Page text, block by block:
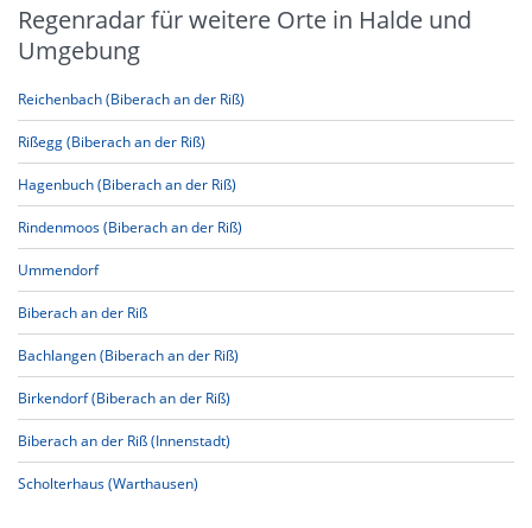
Regenradar für weitere Orte in Halde und
Umgebung
Reichenbach (Biberach an der Riß)
Rißegg (Biberach an der Riß)
Hagenbuch (Biberach an der Riß)
Rindenmoos (Biberach an der Riß)
Ummendorf
Biberach an der Riß
Bachlangen (Biberach an der Riß)
Birkendorf (Biberach an der Riß)
Biberach an der Riß (Innenstadt)
Scholterhaus (Warthausen)